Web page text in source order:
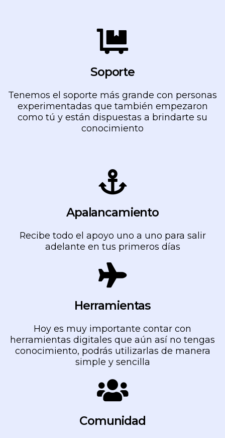
Soporte
Tenemos el soporte más grande con personas
experimentadas que también empezaron
como tú y están dispuestas a brindarte su
conocimiento
Apalancamiento
Recibe todo el apoyo uno a uno para salir
adelante en tus primeros días
Herramientas
Hoy es muy importante contar con
herramientas digitales que aún así no tengas
conocimiento, podrás utilizarlas de manera
simple y sencilla
Comunidad